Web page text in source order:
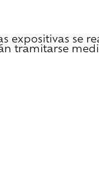
expositivas se
tramitarse